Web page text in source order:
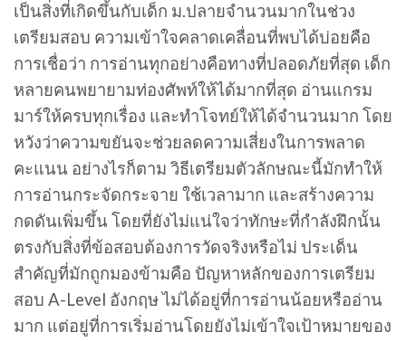
เป็นสิ่งที่เกิดขึ้นกับเด็ก ม.ปลายจำนวนมากในช่วง
เตรียมสอบ ความเข้าใจคลาดเคลื่อนที่พบได้บ่อยคือ
การเชื่อว่า การอ่านทุกอย่างคือทางที่ปลอดภัยที่สุด เด็ก
หลายคนพยายามท่องศัพท์ให้ได้มากที่สุด อ่านแกรม
มาร์ให้ครบทุกเรื่อง และทำโจทย์ให้ได้จำนวนมาก โดย
หวังว่าความขยันจะช่วยลดความเสี่ยงในการพลาด
คะแนน อย่างไรก็ตาม วิธีเตรียมตัวลักษณะนี้มักทำให้
การอ่านกระจัดกระจาย ใช้เวลามาก และสร้างความ
กดดันเพิ่มขึ้น โดยที่ยังไม่แน่ใจว่าทักษะที่กำลังฝึกนั้น
ตรงกับสิ่งที่ข้อสอบต้องการวัดจริงหรือไม่ ประเด็น
สำคัญที่มักถูกมองข้ามคือ ปัญหาหลักของการเตรียม
สอบ A-Level อังกฤษ ไม่ได้อยู่ที่การอ่านน้อยหรืออ่าน
มาก แต่อยู่ที่การเริ่มอ่านโดยยังไม่เข้าใจเป้าหมายของ